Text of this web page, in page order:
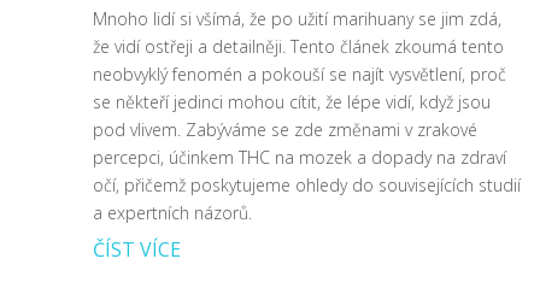
Mnoho lidí si všímá, že po užití marihuany se jim zdá,
že vidí ostřeji a detailněji. Tento článek zkoumá tento
neobvyklý fenomén a pokouší se najít vysvětlení, proč
se někteří jedinci mohou cítit, že lépe vidí, když jsou
pod vlivem. Zabýváme se zde změnami v zrakové
percepci, účinkem THC na mozek a dopady na zdraví
očí, přičemž poskytujeme ohledy do souvisejících studií
a expertních názorů.
ČÍST VÍCE